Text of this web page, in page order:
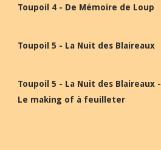
Toupoil 4 - De Mémoire de Loup
Toupoil 5 - La Nuit des Blaireaux
Toupoil 5 - La Nuit des Blaireaux -
Le making of à feuilleter